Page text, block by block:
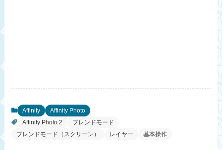
Affinity
Affinity Photo
Affinity Photo 2
ブレンドモード
ブレンドモード（スクリーン）
レイヤー 基本操作